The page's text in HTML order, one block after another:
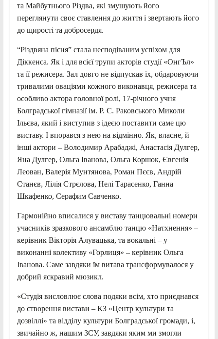
та Майбутнього Різдва, які змушують його
переглянути своє ставлення до життя і звертають його
до щирості та добросердя.
“Різдвяна пісня” стала несподіваним успіхом для
Діккенса. Як і для всієї трупи акторів студії «ОнгЪл»
та її режисера. Зал довго не відпускав їх, обдаровуючи
тривалими оваціями кожного виконавця, режисера та
особливо актора головної ролі, 17-річного учня
Болградської гімназії ім. Р. С. Раковського Миколи
Ільєва, який і виступив з ідеєю поставити саме цю
виставу. І впорався з нею на відмінно. Як, власне, й
інші актори – Володимир Арабаджі, Анастасія Дулгер,
Яна Дулгер, Ольга Іванова, Ольга Коршок, Євгенія
Леован, Валерія Мунтянова, Роман Пєєв, Андрій
Станєв, Лілія Стрєлова, Нелі Тарасенко, Ганна
Шкафенко, Серафим Савченко.
Гармонійно вписалися у виставу танцювальні номери
учасників зразкового ансамблю танцю «Натхнення» –
керівник Вікторія Алувацька, та вокальні – у
виконанні колективу «Горлиця» – керівник Ольга
Іванова. Саме завдяки їм витава трансформувалося у
добрий яскравий мюзикл.
«Студія висловлює слова подяки всім, хто приєднався
до створення вистави – КЗ «Центр культури та
дозвіллі» та відділу культури Болградської громади, і,
звичайно ж, нашим ЗСУ, завдяки яким ми змогли